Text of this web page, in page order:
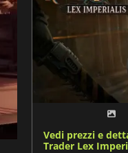
Vedi prezzi e
Trader Lex